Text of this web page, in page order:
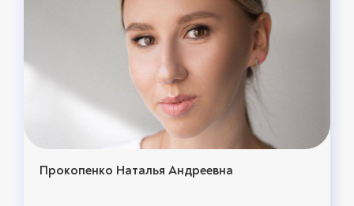
Прокопенко Наталья Андреевна